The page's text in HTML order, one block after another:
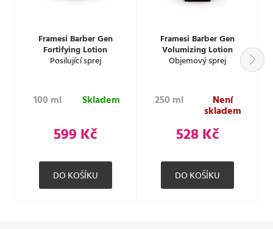
Framesi Barber Gen
Fortifying Lotion
Posilující sprej
100 ml Skladem
599 Kč
Framesi Barber Gen
Volumizing Lotion
Objemový sprej
250 ml Není
skladem
528 Kč